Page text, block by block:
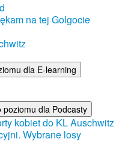
na tej Golgocie
dla E-learning
poziomu dla Podcasty
kobiet do KL Auschwitz
Wybrane losy